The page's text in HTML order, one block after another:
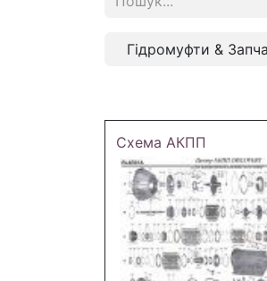
Гідромуфти &
Схема АКПП